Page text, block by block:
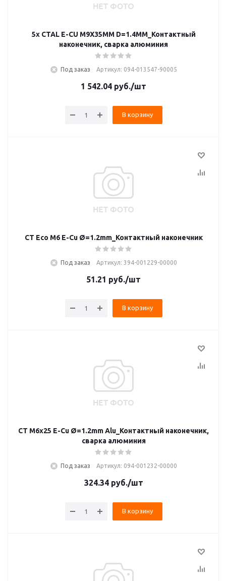
5x CTAL E-CU M9X35MM D=1.4MM_Контактный
наконечник, сварка алюминия
Под заказ Артикул: 094-013547-90005
1 542.04 руб./шт
В корзину
CT Eco M6 E-Cu Ø=1.2mm_Контактный наконечник
Под заказ Артикул: 394-001229-00000
51.21 руб./шт
В корзину
CT M6x25 E-Cu Ø=1.2mm Alu_Контактный наконечник,
сварка алюминия
Под заказ Артикул: 094-001232-00000
324.34руб./шт
В корзину